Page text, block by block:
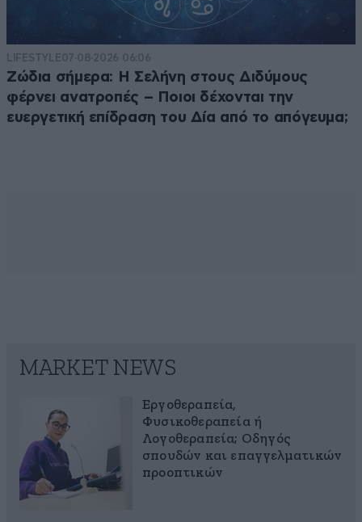
LIFESTYLE07·08·2026 06:06
Ζώδια σήμερα: Η Σελήνη στους Διδύμους
φέρνει ανατροπές – Ποιοι δέχονται την
ευεργετική επίδραση του Δία από το απόγευμα;
MARKET NEWS
Εργοθεραπεία,
Φυσικοθεραπεία ή
Λογοθεραπεία; Οδηγός
σπουδών και επαγγελματικών
προοπτικών